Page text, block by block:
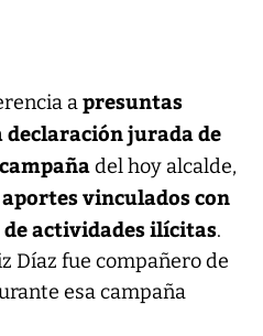
apresuntas
jurada de
del hoy alcalde,
vinculados con
actividades ilícitas.
Díaz fue compañero de
esa campaña